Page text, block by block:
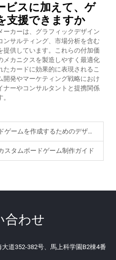
ビスに加えて、ゲ
支援できますか
ーカーは、グラフィックデザイン
サルティング、市場分析を含む
供しています。これらの付加価
メカニクスを製造しやすく最適化
カードに効果的に表現されるこ
開発やマーケティング戦略におけ
ナーやコンサルタントと提携関係
を作成するためのデザインのヒント
スタムボードゲーム制作ガイド
合わせ
道352-382号、馬上科学園B2棟4番